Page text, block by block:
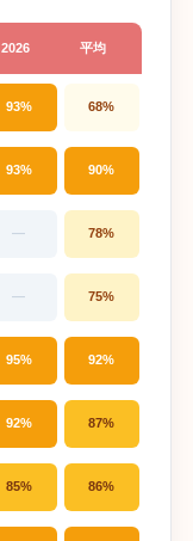
2026 平均
93% 68%
93% 90%
— 78%
— 75%
95% 92%
92% 87%
85% 86%